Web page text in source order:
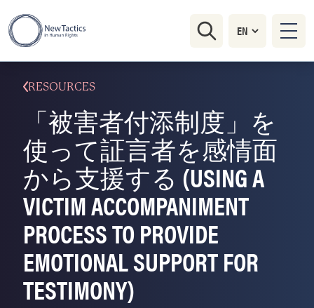
RESOURCES
「被害者付添制度」を
使って証言者を感情面
から支援する (USING A
VICTIM ACCOMPANIMENT
PROCESS TO PROVIDE
EMOTIONAL SUPPORT FOR
TESTIMONY)